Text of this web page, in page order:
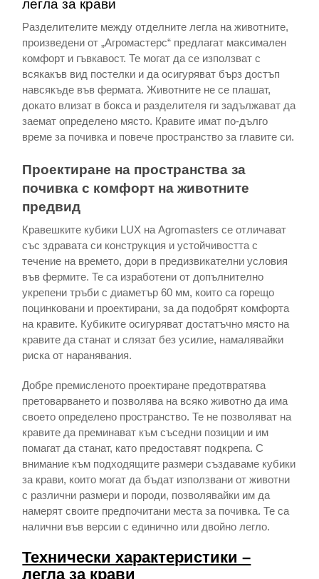
легла за крави
Разделителите между отделните легла на животните,
произведени от „Агромастерс“ предлагат максимален
комфорт и гъвкавост. Те могат да се използват с
всякакъв вид постелки и да осигуряват бърз достъп
навсякъде във фермата. Животните не се плашат,
докато влизат в бокса и разделителя ги задължават да
заемат определено място. Кравите имат по-дълго
време за почивка и повече пространство за главите си.
Проектиране на пространства за
почивка с комфорт на животните
предвид
Кравешките кубики LUX на Agromasters се отличават
със здравата си конструкция и устойчивостта с
течение на времето, дори в предизвикателни условия
във фермите. Те са изработени от допълнително
укрепени тръби с диаметър 60 мм, които са горещо
поцинковани и проектирани, за да подобрят комфорта
на кравите. Кубиките осигуряват достатъчно място на
кравите да станат и слязат без усилие, намалявайки
риска от наранявания.
Добре премисленото проектиране предотвратява
претоварването и позволява на всяко животно да има
своето определено пространство. Те не позволяват на
кравите да преминават към съседни позиции и им
помагат да станат, като предоставят подкрепа. С
внимание към подходящите размери създаваме кубики
за крави, които могат да бъдат използвани от животни
с различни размери и породи, позволявайки им да
намерят своите предпочитани места за почивка. Те са
налични във версии с единично или двойно легло.
Технически характеристики –
легла за крави